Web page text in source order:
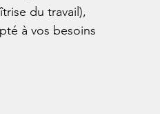
du travail),
à vos besoins